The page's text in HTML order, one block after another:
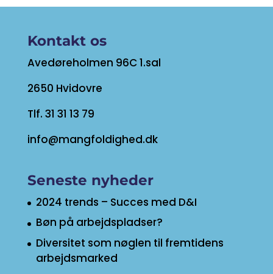
Kontakt os
Avedøreholmen 96C 1.sal
2650 Hvidovre
Tlf. 31 31 13 79
info@mangfoldighed.dk
Seneste nyheder
2024 trends – Succes med D&I
Bøn på arbejdspladser?
Diversitet som nøglen til fremtidens
arbejdsmarked